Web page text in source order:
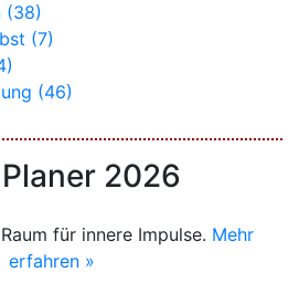
(38)
(7)
(46)
2026
für innere Impulse. Mehr
erfahren »